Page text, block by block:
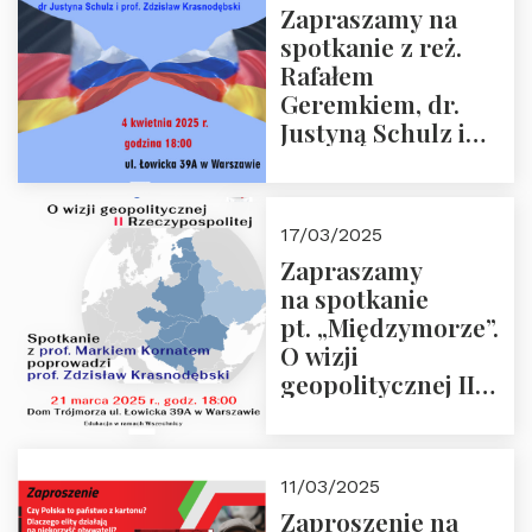
Zapraszamy na
spotkanie z reż.
Rafałem
Geremkiem, dr.
Justyną Schulz i
“Rosja-Niemcy…”
17/03/2025
Zapraszamy
na spotkanie
pt. „Międzymorze”.
O wizji
geopolitycznej II
i prof.
11/03/2025
Zaproszenie na